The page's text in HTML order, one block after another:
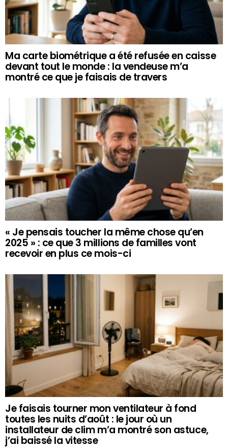
Ma carte biométrique a été refusée en caisse
devant tout le monde : la vendeuse m’a
montré ce que je faisais de travers
« Je pensais toucher la même chose qu’en
2025 » : ce que 3 millions de familles vont
recevoir en plus ce mois-ci
Je faisais tourner mon ventilateur à fond
toutes les nuits d’août : le jour où un
installateur de clim m’a montré son astuce,
j’ai baissé la vitesse